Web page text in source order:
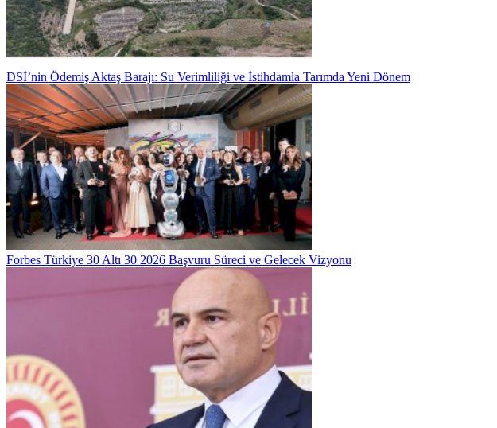
DSİ’nin Ödemiş Aktaş Barajı: Su Verimliliği ve İstihdamla Tarımda Yeni Dönem
Forbes Türkiye 30 Altı 30 2026 Başvuru Süreci ve Gelecek Vizyonu